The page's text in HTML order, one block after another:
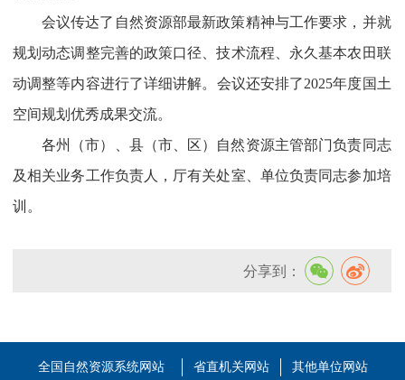
会议传达了自然资源部最新政策精神与工作要求，并就
规划动态调整完善的政策口径、技术流程、永久基本农田联
动调整等内容进行了详细讲解。会议还安排了2025年度国土
空间规划优秀成果交流。
各州（市）、县（市、区）自然资源主管部门负责同志
及相关业务工作负责人，厅有关处室、单位负责同志参加培
训。
分享到：
全国自然资源系统网站 省直机关网站 其他单位网站